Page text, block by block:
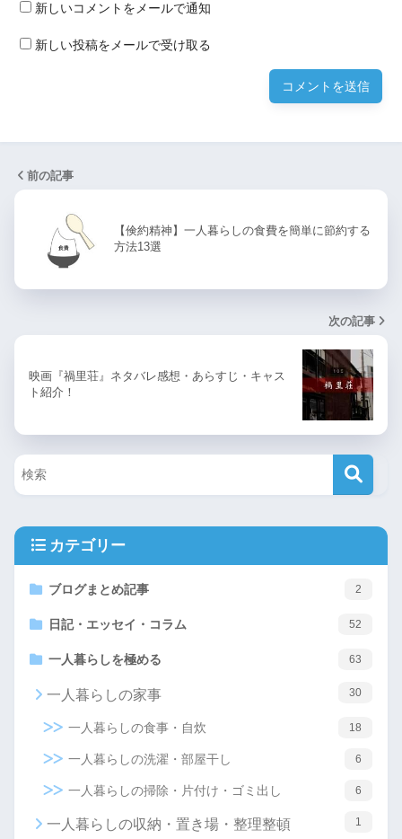
新しいコメントをメールで通知
新しい投稿をメールで受け取る
前の記事
【倹約精神】一人暮らしの食費を簡単に節約する
方法13選
次の記事
映画『禍里荘』ネタバレ感想・あらすじ・キャス
ト紹介！
カテゴリー
ブログまとめ記事 2
日記・エッセイ・コラム 52
一人暮らしを極める 63
一人暮らしの家事 30
一人暮らしの食事・自炊 18
一人暮らしの洗濯・部屋干し 6
一人暮らしの掃除・片付け・ゴミ出し 6
一人暮らしの収納・置き場・整理整頓 1